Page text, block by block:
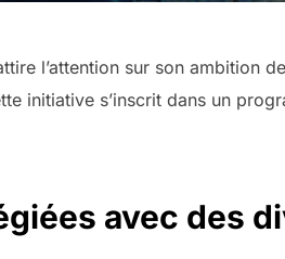
l’attention sur son ambition
initiative s’inscrit dans un
avec des